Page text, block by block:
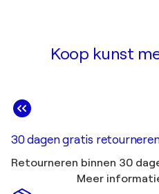
Koop kunst
30 dagen gratis
Retourneren binnen 30
Meer